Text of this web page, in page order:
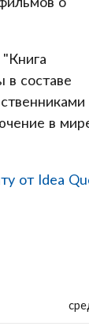
в составе
в
от Idea